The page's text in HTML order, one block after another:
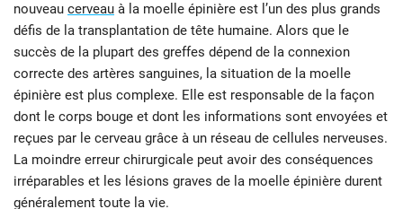
nouveau cerveau à la moelle épinière est l’un des plus grands
défis de la transplantation de tête humaine. Alors que le
succès de la plupart des greffes dépend de la connexion
correcte des artères sanguines, la situation de la moelle
épinière est plus complexe. Elle est responsable de la façon
dont le corps bouge et dont les informations sont envoyées et
reçues par le cerveau grâce à un réseau de cellules nerveuses.
La moindre erreur chirurgicale peut avoir des conséquences
irréparables et les lésions graves de la moelle épinière durent
généralement toute la vie.